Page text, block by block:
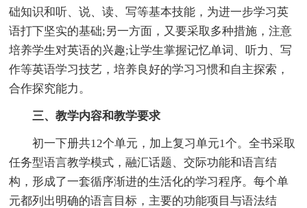
础知识和听、说、读、写等基本技能，为进一步学习英
语打下坚实的基础;另一方面，又要采取多种措施，注意
培养学生对英语的兴趣;让学生掌握记忆单词、听力、写
作等英语学习技艺，培养良好的学习习惯和自主探索，
合作探究能力。
三、教学内容和教学要求
初一下册共12个单元，加上复习单元1个。全书采取
任务型语言教学模式，融汇话题、交际功能和语言结
构，形成了一套循序渐进的生活化的学习程序。每个单
元都列出明确的语言目标，主要的功能项目与语法结